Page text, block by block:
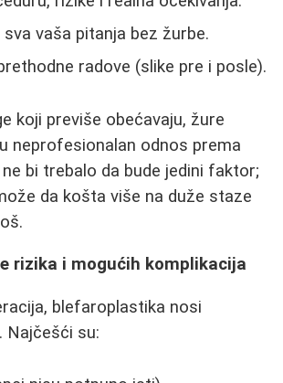
vaša pitanja bez žurbe.
radove (slike pre i posle).
koji previše obećavaju, žure
neprofesionalan odnos prema
bi trebalo da bude jedini faktor;
da košta više na duže staze
rizika i mogućih komplikacija
blefaroplastika nosi
Najčešći su: